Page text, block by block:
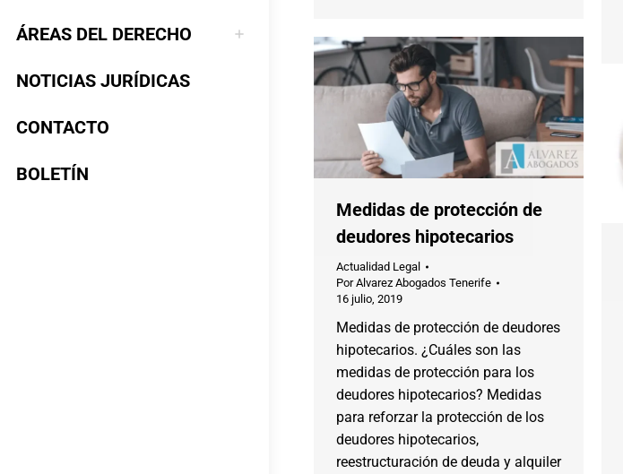
ÁREAS DEL DERECHO
NOTICIAS JURÍDICAS
CONTACTO
BOLETÍN
Medidas de protección de
deudores hipotecarios
Actualidad Legal
PorAlvarez Abogados Tenerife
16 julio, 2019
Medidas de protección de deudores
hipotecarios. ¿Cuáles son las
medidas de protección para los
deudores hipotecarios? Medidas
para reforzar la protección de los
deudores hipotecarios,
reestructuración de deuda y alquiler